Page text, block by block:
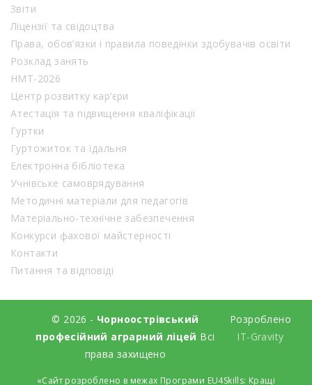
Звіти
Ліцензії та свідоцтва
Права, обов’язки і правила поведінки здобувачів освіти
Розклад занять
НМТ-2026
Центр розвитку кар’єри
Атестація та підвищення кваліфікації
Гуртки
Гуртожиток та їдальня
Електронна бібліотека
Учнівське самоврядування
Методичні матеріали для педагогів
Матеріально-технічне забезпечення
Конкурси фахової майстерності
Контакти
Питання та відповіді
© 2026 - Чорноострівський
професійний аграрний ліцей Всі
права захищено
Розроблено
IT-Gravity
«Сайт розроблено в межах Програми EU4Skills: Кращі